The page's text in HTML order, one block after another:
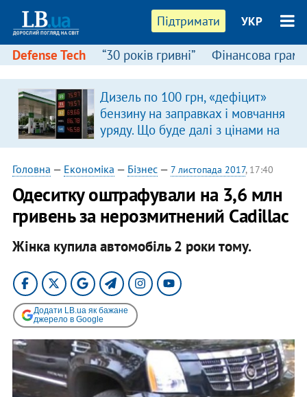
Підтримати УКР
Defense Tech “30 років гривні” Фінансова
Дизель по 100 грн, «дефіцит»
бензину на заправках і мовчання
уряду. Що буде далі з цінами на
пальне?
Головна — Економіка — Бізнес— 7 листопада 2017, 17:40
Одеситку оштрафували на 3,6 млн
гривень за нерозмитнений Cadillac
Жінка купила автомобіль 2 роки тому.
Додати LB.ua як бажане
джерело в Google